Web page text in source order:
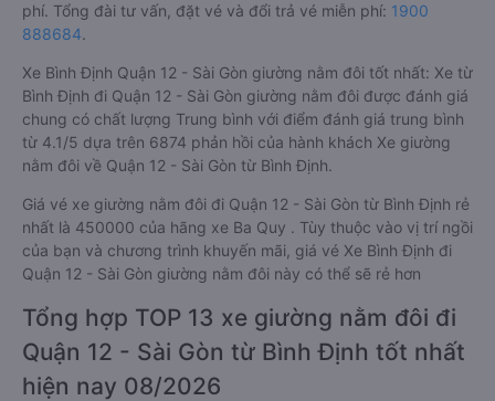
phí. Tổng đài tư vấn, đặt vé và đổi trả vé miễn phí: 1900
888684.
Xe Bình Định Quận 12 - Sài Gòn giường nằm đôi tốt nhất: Xe từ
Bình Định đi Quận 12 - Sài Gòn giường nằm đôi được đánh giá
chung có chất lượng Trung bình với điểm đánh giá trung bình
từ 4.1/5 dựa trên 6874 phản hồi của hành khách Xe giường
nằm đôi về Quận 12 - Sài Gòn từ Bình Định.
Giá vé xe giường nằm đôi đi Quận 12 - Sài Gòn từ Bình Định rẻ
nhất là 450000 của hãng xe Ba Quy . Tùy thuộc vào vị trí ngồi
của bạn và chương trình khuyến mãi, giá vé Xe Bình Định đi
Quận 12 - Sài Gòn giường nằm đôi này có thể sẽ rẻ hơn
Tổng hợp TOP 13 xe giường nằm đôi đi
Quận 12 - Sài Gòn từ Bình Định tốt nhất
hiện nay 08/2026